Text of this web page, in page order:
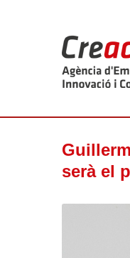
serà el